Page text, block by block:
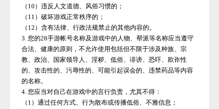
（ 10）违反人文道德、风俗习惯的；
（ 11）破坏游戏正常秩序的；
（ 12）含有法律、行政法规禁止的其他内容的。
3. 您的28手游帐号名称及游戏中的人物、帮派等名称应当遵守
合法、健康的原则，不允许使用包括但不限于涉及种族、宗
教、政治、国家领导人、淫秽、低俗、诽谤、恐吓、欺诈性
的、攻击性的、污辱性的、可能引起误会的、违禁药品等内容
的名称。
4. 您应当对自己在游戏中的言行负责，尤其不得：
（ 1）通过任何方式、行为散布或传播低俗、不雅信息；